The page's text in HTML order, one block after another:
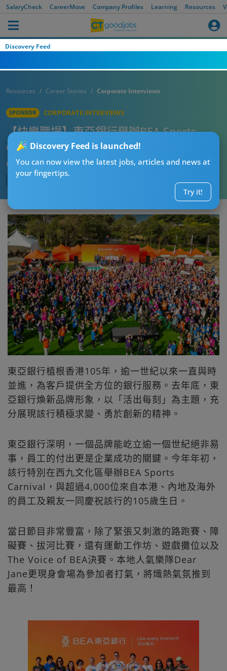
SalaryCheck CareerMove Company Profiles Learning Resources
Discovery Feed
Discovery Feed is launched!
You can now view the latest jobs, articles and news at
your fingertips.
Try it!
Resources Career Stories Corporate Interviews
SPONSOR CORPORATE INTERVIEWS
【快樂職場】東亞銀行舉辦BEA Sports
Carnival 與員工一同「活出每刻」
Published: 2024-03-18
東亞銀行植根香港105年，逾一世紀以來一直與時
並進，為客戶提供全方位的銀行服務。去年底，東
亞銀行煥新品牌形象，以「活出每刻」為主題，充
分展現該行積極求變、勇於創新的精神。
東亞銀行深明，一個品牌能屹立逾一個世紀絕非易
事，員工的付出更是企業成功的關鍵。今年年初，
該行特別在西九文化區舉辦BEA Sports
Carnival，與超過4,000位來自本港、內地及海外
的員工及親友一同慶祝該行的105歲生日。
當日節目非常豐富，除了緊張又刺激的路跑賽、障
礙賽、拔河比賽，還有運動工作坊、遊戲攤位以及
The Voice of BEA決賽。本地人氣樂隊Dear
Jane更現身會場為參加者打氣，將熾熱氣氛推到
最高！